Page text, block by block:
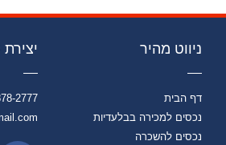
ניווט מהיר
דף הבית
נכסים למכירה בבלעדיות
נכסים להשכרה
2777